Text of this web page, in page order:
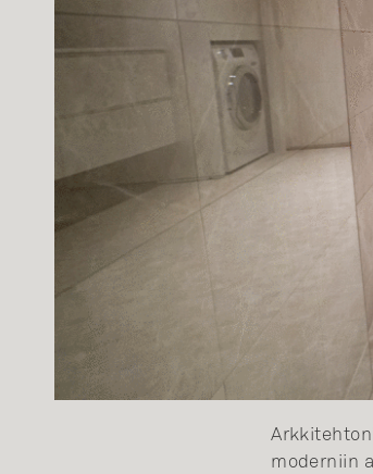
moderniin